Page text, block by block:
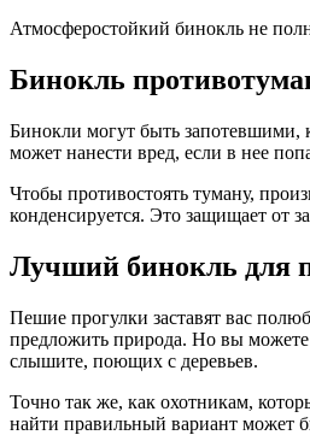
Атмосферостойкий бинокль не
Бинокль
Бинокли могут быть запотевшими, когда вы перемещаете их между различными температурами, такими как от холода на улице до тепла вашего дома. Туманность не только раздражает, но и
может нанести вред, если в нее
Чтобы противостоять туману,
конденсируется. Это защищает от
Лучший бинокль для
Пешие прогулки заставят вас
предложить природа. Но вы можете
слышите, поющих с деревьев.
Точно так же, как охотникам,
найти правильный вариант может